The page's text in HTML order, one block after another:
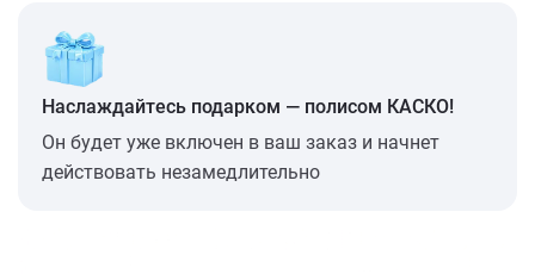
Наслаждайтесь подарком — полисом КАСКО!
Он будет уже включен в ваш заказ и начнет
действовать незамедлительно